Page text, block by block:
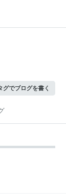
グでブログを書く